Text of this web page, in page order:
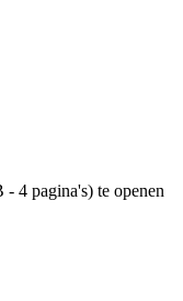
4 pagina's) te openen